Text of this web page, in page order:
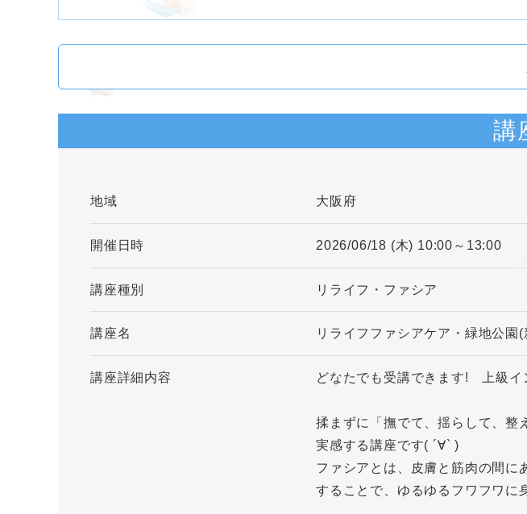
講
地域 大阪府
開催日時 2026/06/18 (木) 10:00～13:00
講座種別 リライフ・ファシア
講座名 リライフファシアケア・緑地公園
講座詳細内容 どなたでも受講できます! 上級イ
揉まずに「撫でて、揺らして、整
実感する講座です( ´∀` )
ファシアとは、皮膚と筋肉の間に
することで、ゆるゆるフワフワに